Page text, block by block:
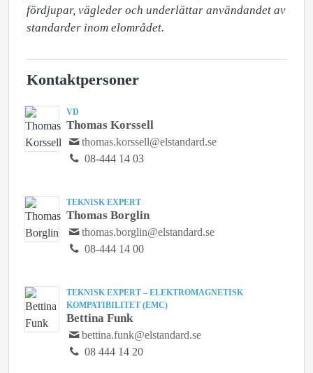
fördjupar, vägleder och underlättar användandet av
standarder inom elområdet.
Kontaktpersoner
VD
Thomas Korssell
thomas.korssell@elstandard.se
08-444 14 03
TEKNISK EXPERT
Thomas Borglin
thomas.borglin@elstandard.se
08-444 14 00
TEKNISK EXPERT – ELEKTROMAGNETISK
KOMPATIBILITET (EMC)
Bettina Funk
bettina.funk@elstandard.se
08 444 14 20